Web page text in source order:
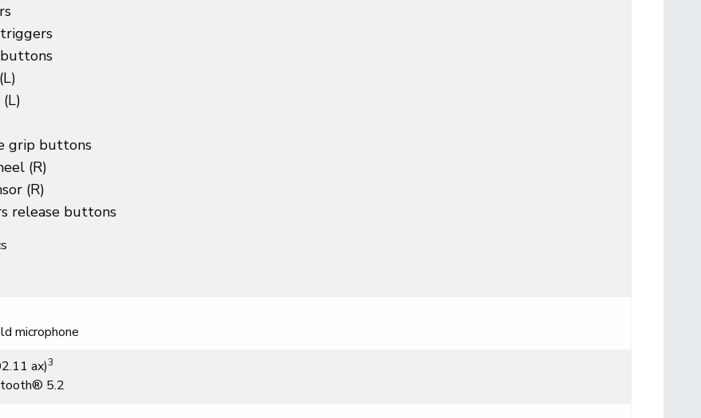
grip buttons
(R)
(R)
release buttons
microphone
ax)3
5.2